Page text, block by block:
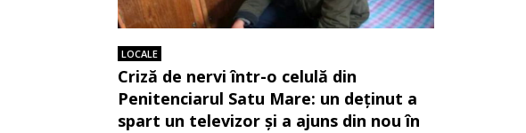
LOCALE
Criză de nervi într-o celulă din
Penitenciarul Satu Mare: un deținut a
spart un televizor și a ajuns din nou în